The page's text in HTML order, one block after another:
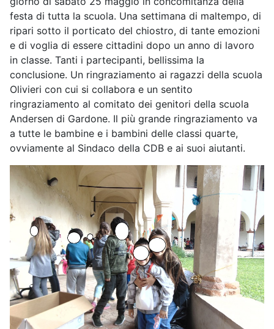
festa di tutta la scuola. Una settimana di maltempo, di
ripari sotto il porticato del chiostro, di tante emozioni
e di voglia di essere cittadini dopo un anno di lavoro
in classe. Tanti i partecipanti, bellissima la
conclusione. Un ringraziamento ai ragazzi della scuola
Olivieri con cui si collabora e un sentito
ringraziamento al comitato dei genitori della scuola
Andersen di Gardone. Il più grande ringraziamento va
a tutte le bambine e i bambini delle classi quarte,
ovviamente al Sindaco della CDB e ai suoi aiutanti.